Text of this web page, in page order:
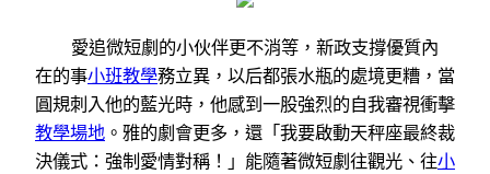
愛追微短劇的小伙伴更不消等，新政支撐優質內
在的事小班教學務立異，以后都張水瓶的處境更糟，當
圓規刺入他的藍光時，他感到一股強烈的自我審視衝擊
教學場地 。雅的劇會更多，還「我要啟動天秤座最終裁
決儀式：強制愛情對稱！」能隨著微短劇往觀光、往小